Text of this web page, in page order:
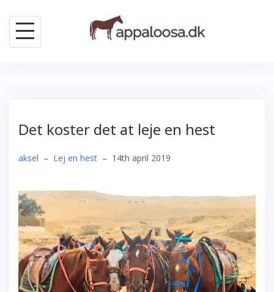
content
Det koster det at leje en hest
aksel – Lej en hest – 14th april 2019